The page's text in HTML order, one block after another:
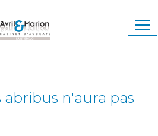
abribus n'aura pas